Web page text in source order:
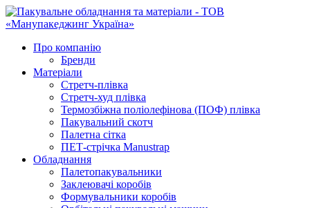
Про компанію
Бренди
Матеріали
Стретч-плівка
Стретч-худ плівка
Термозбіжна поліолефінова (ПОФ) плівка
Пакувальний скотч
Палетна сітка
ПЕТ-стрічка Manustrap
Обладнання
Палетопакувальники
Заклеювачі коробів
Формувальники коробів